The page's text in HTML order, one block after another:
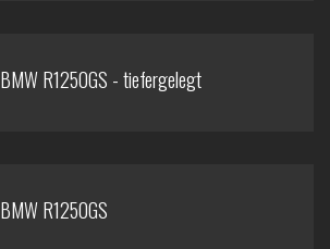
BMW R1250GS - tiefergelegt
BMW R1250GS